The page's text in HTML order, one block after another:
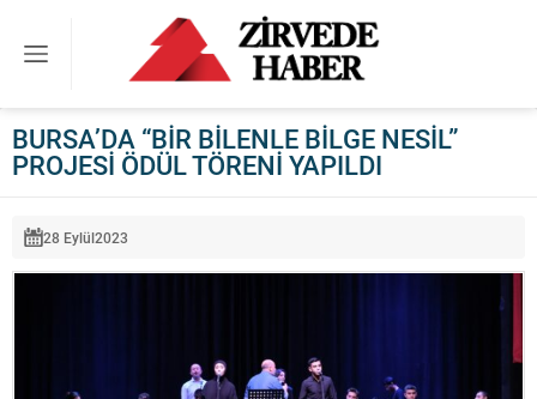
BURSA’DA “BİR BİLENLE BİLGE NESİL”
PROJESİ ÖDÜL TÖRENİ YAPILDI
28 Eylül2023